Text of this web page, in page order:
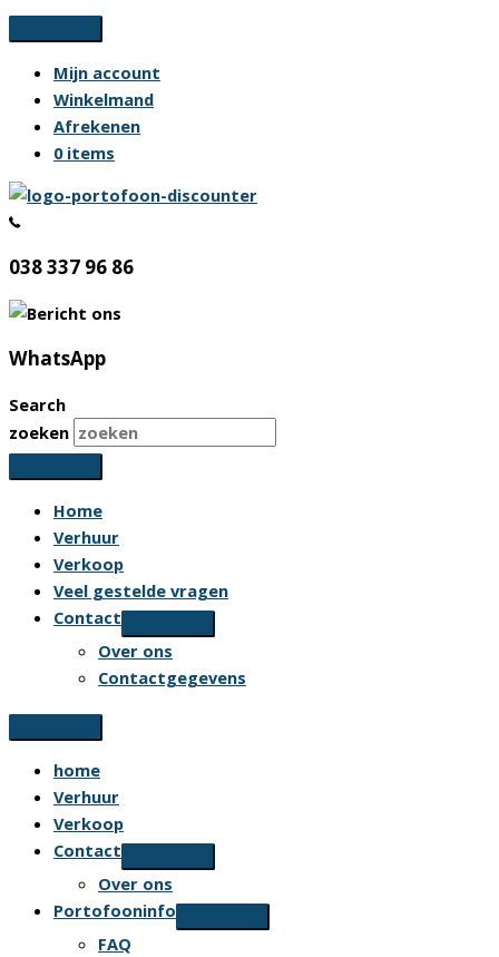
Ga
naar
inhoud
Mijn account
Winkelmand
Afrekenen
0 items
038 337 96 86
WhatsApp
Search
zoeken
Home
Verhuur
Verkoop
Veel gestelde vragen
Contact
Over ons
Contactgegevens
home
Verhuur
Verkoop
Contact
Over ons
Portofooninfo
FAQ